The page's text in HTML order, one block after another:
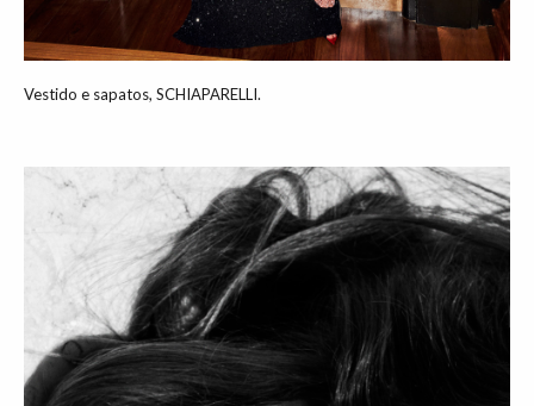
Vestido e sapatos, SCHIAPARELLI.